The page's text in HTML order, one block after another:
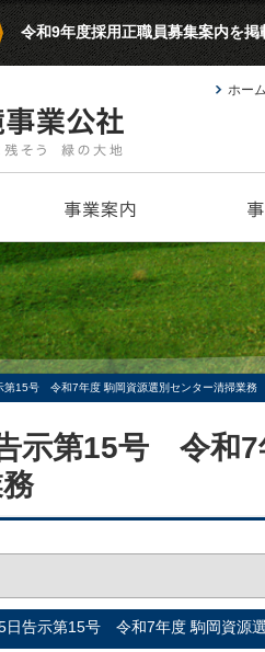
令和9年度採用正職員募集案内を
ホー
第15号 令和7年度 駒岡資源選別センター清掃業務
示第15号 令和7
日告示第15号 令和7年度 駒岡資源